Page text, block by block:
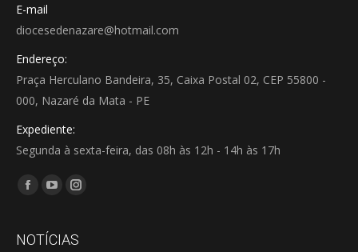
E-mail
diocesedenazare@hotmail.com
Endereço:
Praça Herculano Bandeira, 35, Caixa Postal 02, CEP 55800 -
000, Nazaré da Mata - PE
Expediente:
Segunda à sexta-feira, das 08h às 12h - 14h às 17h
Encontre-nos em:
Facebook
opens
YouTube
opens
Instagram
opens
NOTÍCIAS